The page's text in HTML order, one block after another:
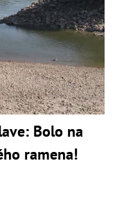
Bolo na
ramena!